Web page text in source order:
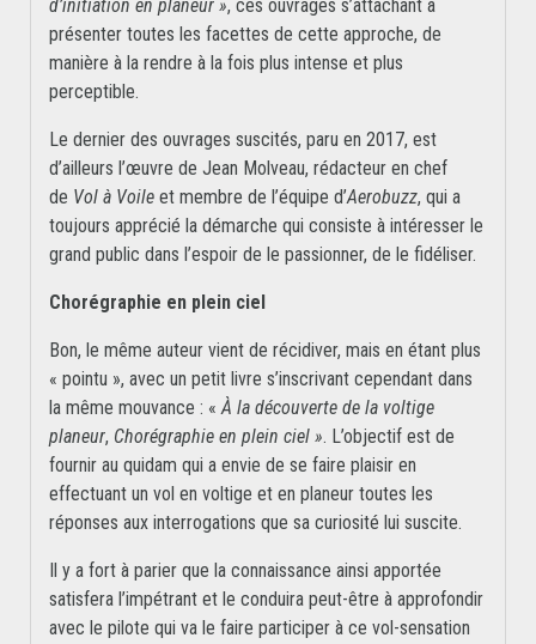
d’initiation en planeur », ces ouvrages s’attachant à
présenter toutes les facettes de cette approche, de
manière à la rendre à la fois plus intense et plus
perceptible.
Le dernier des ouvrages suscités, paru en 2017, est
d’ailleurs l’œuvre de Jean Molveau, rédacteur en chef
de Vol à Voile et membre de l’équipe d’Aerobuzz, qui a
toujours apprécié la démarche qui consiste à intéresser le
grand public dans l’espoir de le passionner, de le fidéliser.
Chorégraphie en plein ciel
Bon, le même auteur vient de récidiver, mais en étant plus
« pointu », avec un petit livre s’inscrivant cependant dans
la même mouvance : «À la découverte de la voltige
planeur, Chorégraphie en plein ciel ». L’objectif est de
fournir au quidam qui a envie de se faire plaisir en
effectuant un vol en voltige et en planeur toutes les
réponses aux interrogations que sa curiosité lui suscite.
Il y a fort à parier que la connaissance ainsi apportée
satisfera l’impétrant et le conduira peut-être à approfondir
avec le pilote qui va le faire participer à ce vol-sensation